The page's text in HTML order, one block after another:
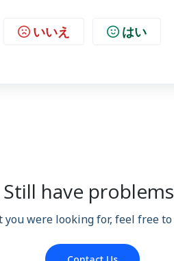
いいえ はい
Still have
you were looking for, feel free